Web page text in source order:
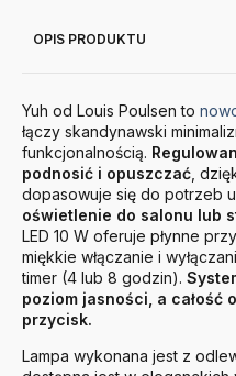
OPIS PRODUKTU
Yuh od Louis Poulsen to
łączy skandynawski
funkcjonalnością.
podnosić i opuszczać ,
dopasowuje się do potrzeb
oświetlenie do salonu lub
LED 10 W oferuje płynne
miękkie włączanie i
timer (4 lub 8 godzin).
poziom jasności, a całość
przycisk.
Lampa wykonana jest z